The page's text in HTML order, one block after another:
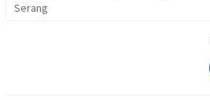
Serang